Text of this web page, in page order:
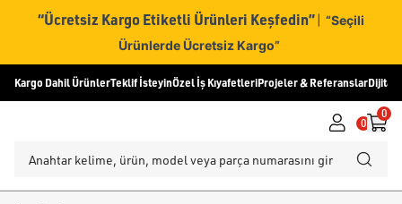
“Ücretsiz Kargo Etiketli Ürünleri Keşfedin” | “Seçili
Ürünlerde Ücretsiz Kargo”
Kargo Dahil ÜrünlerTeklif İsteyinÖzel İş KıyafetleriProjeler & ReferanslarDijital
0
0